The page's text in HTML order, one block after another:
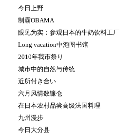
今日上野
制霸OBAMA
眼见为实：参观日本的牛奶饮料工厂
Long vacation中泡图书馆
2010年我市祭り
城市中的自然与传统
近所付き合い
六月风情数镰仓
在日本农村品尝高级法国料理
九州漫步
今日大分县